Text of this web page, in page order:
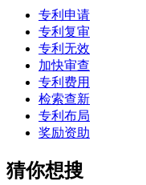
专利申请
专利复审
专利无效
加快审查
专利费用
检索查新
专利布局
奖励资助
猜你想搜